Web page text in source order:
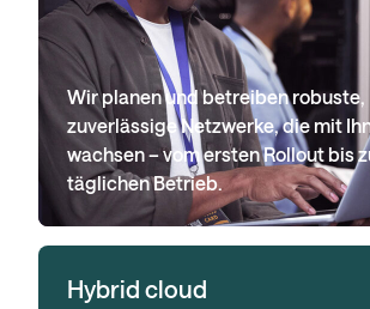
Wir planen und betreiben robuste,
zuverlässige Netzwerke, die mit
wachsen – vom ersten Rollout bis
täglichen Betrieb.
Hybrid cloud